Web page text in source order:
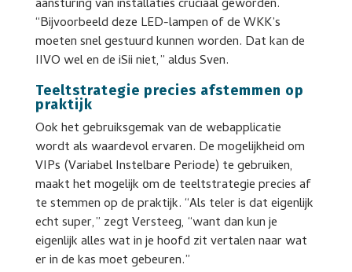
aansturing van installaties cruciaal geworden.
“Bijvoorbeeld deze LED-lampen of de WKK’s
moeten snel gestuurd kunnen worden. Dat kan de
IIVO wel en de iSii niet,” aldus Sven.
Teeltstrategie precies afstemmen op
praktijk
Ook het gebruiksgemak van de webapplicatie
wordt als waardevol ervaren. De mogelijkheid om
VIPs (Variabel Instelbare Periode) te gebruiken,
maakt het mogelijk om de teeltstrategie precies af
te stemmen op de praktijk. “Als teler is dat eigenlijk
echt super,” zegt Versteeg, “want dan kun je
eigenlijk alles wat in je hoofd zit vertalen naar wat
er in de kas moet gebeuren.”